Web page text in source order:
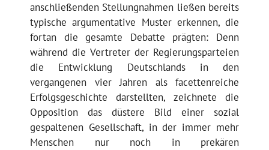
anschließenden Stellungnahmen ließen bereits
typische argumentative Muster erkennen, die
fortan die gesamte Debatte prägten: Denn
während die Vertreter der Regierungsparteien
die Entwicklung Deutschlands in den
vergangenen vier Jahren als facettenreiche
Erfolgsgeschichte darstellten, zeichnete die
Opposition das düstere Bild einer sozial
gespaltenen Gesellschaft, in der immer mehr
Menschen nur noch in prekären